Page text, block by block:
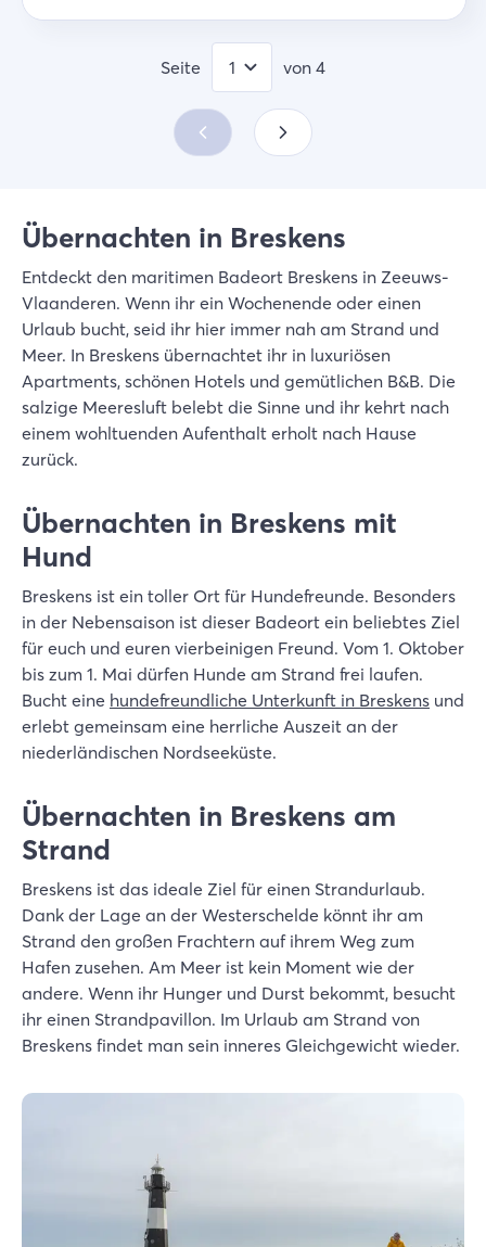
Seite von 4
Übernachten in Breskens
Entdeckt den maritimen Badeort Breskens in Zeeuws-
Vlaanderen. Wenn ihr ein Wochenende oder einen
Urlaub bucht, seid ihr hier immer nah am Strand und
Meer. In Breskens übernachtet ihr in luxuriösen
Apartments, schönen Hotels und gemütlichen B&B. Die
salzige Meeresluft belebt die Sinne und ihr kehrt nach
einem wohltuenden Aufenthalt erholt nach Hause
zurück.
Übernachten in Breskens mit
Hund
Breskens ist ein toller Ort für Hundefreunde. Besonders
in der Nebensaison ist dieser Badeort ein beliebtes Ziel
für euch und euren vierbeinigen Freund. Vom 1. Oktober
bis zum 1. Mai dürfen Hunde am Strand frei laufen.
Bucht eine hundefreundliche Unterkunft in Breskens und
erlebt gemeinsam eine herrliche Auszeit an der
niederländischen Nordseeküste.
Übernachten in Breskens am
Strand
Breskens ist das ideale Ziel für einen Strandurlaub.
Dank der Lage an der Westerschelde könnt ihr am
Strand den großen Frachtern auf ihrem Weg zum
Hafen zusehen. Am Meer ist kein Moment wie der
andere. Wenn ihr Hunger und Durst bekommt, besucht
ihr einen Strandpavillon. Im Urlaub am Strand von
Breskens findet man sein inneres Gleichgewicht wieder.